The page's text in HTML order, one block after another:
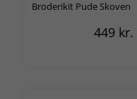
Broderikit Pude Skoven
449 kr.